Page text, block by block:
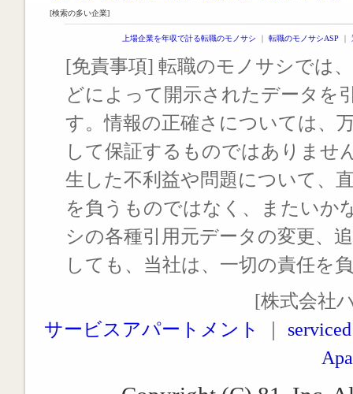
[検索の多い企業]
上場企業を年収で計る転職のモノサシ ｜ 転職のモノサシASP ｜
[免責事項] 転職のモノサシでは
どによって開示されたデータを
す。情報の正確さについては、
して保証するものではありませ
生した不利益や問題について、
を負うものではなく、またいか
シの各種引用元データの変更、
しても、当社は、一切の責任を
[株式会社
サービスアパートメント